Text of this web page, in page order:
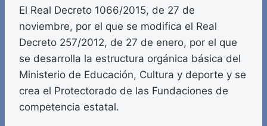
El Real Decreto 1066/2015, de 27 de
noviembre, por el que se modifica el Real
Decreto 257/2012, de 27 de enero, por el que
se desarrolla la estructura orgánica básica del
Ministerio de Educación, Cultura y deporte y se
crea el Protectorado de las Fundaciones de
competencia estatal.